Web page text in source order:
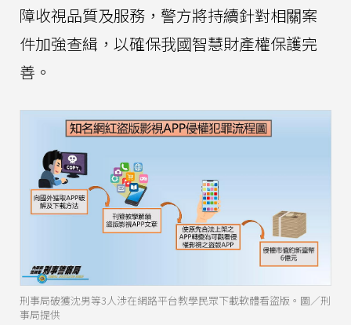
障收視品質及服務，警方將持續針對相關案
件加強查緝，以確保我國智慧財產權保護完
善。
刑事局破獲沈男等3人涉在網路平台教學民眾下載軟體看盜版。圖／刑
事局提供